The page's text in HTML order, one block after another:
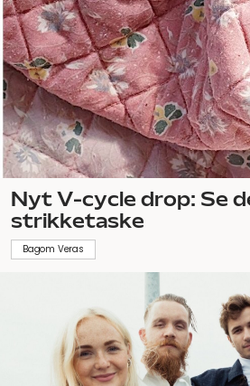
Nyt V-cycle drop: Se
strikketaske
Bagom Veras